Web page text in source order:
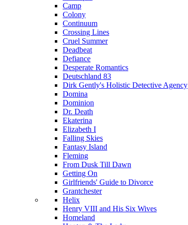
Camp
Colony
Continuum
Crossing Lines
Cruel Summer
Deadbeat
Defiance
Desperate Romantics
Deutschland 83
Dirk Gently's Holistic Detective Agency
Domina
Dominion
Dr. Death
Ekaterina
Elizabeth I
Falling Skies
Fantasy Island
Fleming
From Dusk Till Dawn
Getting On
Girlfriends' Guide to Divorce
Grantchester
Helix
Henry VIII and His Six Wives
Homeland